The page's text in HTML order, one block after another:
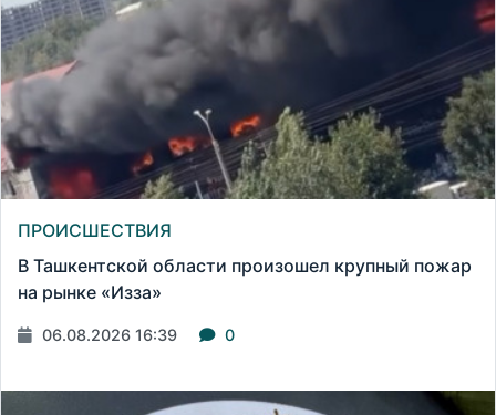
ПРОИСШЕСТВИЯ
В Ташкентской области произошел крупный пожар
на рынке «Изза»
06.08.2026 16:39 0